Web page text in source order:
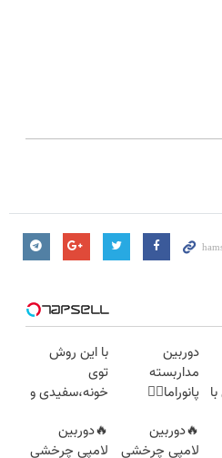
دوربین
مداربسته
پانوراما👈🏻
360°و سازگار با
اندروید و ios
با این روش
توی
خونه،سفیدی و
برگردون
(40%off)
🔥دوربین
لامپی چرخشی
🔥دوربین
لامپی چرخشی